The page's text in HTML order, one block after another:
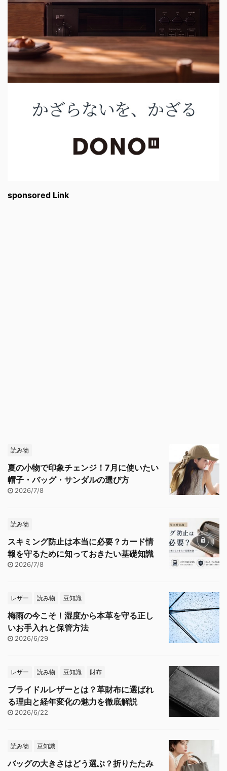
sponsored Link
読み物
夏の小物で印象チェンジ！7月に使いたい
帽子・バッグ・サンダルの選び方
2026/7/8
読み物
スキミング防止は本当に必要？カード情
報を守るために知っておきたい基礎知識
2026/7/8
レザー 読み物 豆知識
梅雨の今こそ！湿度から本革を守る正し
いお手入れと保管方法
2026/6/29
レザー 読み物 豆知識 財布
ブライドルレザーとは？革財布に選ばれ
る理由と経年変化の魅力を徹底解説
2026/6/22
読み物 豆知識
バッグの大きさはどう選ぶ？折りたたみ